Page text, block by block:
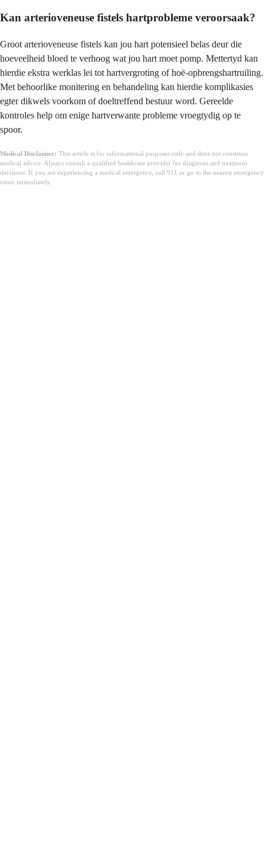
Kan arterioveneuse fistels hartprobleme veroorsaak?
Groot arterioveneuse fistels kan jou hart potensieel belas deur die
hoeveelheid bloed te verhoog wat jou hart moet pomp. Mettertyd kan
hierdie ekstra werklas lei tot hartvergroting of hoë-opbrengshartruiling.
Met behoorlike monitering en behandeling kan hierdie komplikasies
egter dikwels voorkom of doeltreffend bestuur word. Gereelde
kontroles help om enige hartverwante probleme vroegtydig op te
spoor.
Medical Disclaimer: This article is for informational purposes only and does not constitute
medical advice. Always consult a qualified healthcare provider for diagnosis and treatment
decisions. If you are experiencing a medical emergency, call 911 or go to the nearest emergency
room immediately.